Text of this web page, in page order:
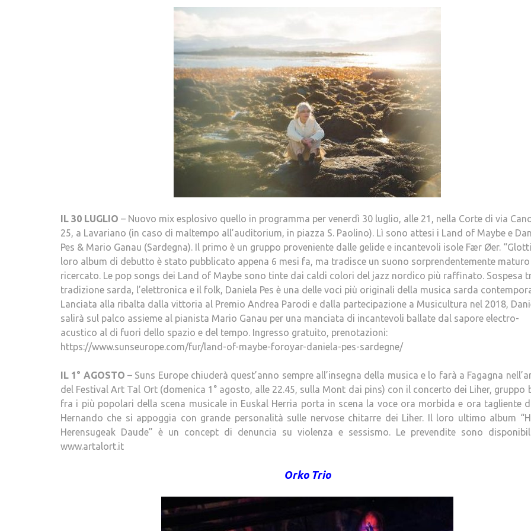
IL 30 LUGLIO – Nuovo mix esplosivo quello in programma per venerdì 30 luglio, alle 21, nella Corte di via
25, a Lavariano (in caso di maltempo all’auditorium, in piazza S. Paolino). Lì sono attesi i Land of Maybe e
Pes & Mario Ganau (Sardegna). Il primo è un gruppo proveniente dalle gelide e incantevoli isole Fær Øer.
loro album di debutto è stato pubblicato appena 6 mesi fa, ma tradisce un suono sorprendentemente maturo
ricercato. Le pop songs dei Land of Maybe sono tinte dai caldi colori del jazz nordico più raffinato. Sospesa
tradizione sarda, l’elettronica e il folk, Daniela Pes è una delle voci più originali della musica sarda
Lanciata alla ribalta dalla vittoria al Premio Andrea Parodi e dalla partecipazione a Musicultura nel 2018,
salirà sul palco assieme al pianista Mario Ganau per una manciata di incantevoli ballate dal sapore electro-
acustico al di fuori dello spazio e del tempo. Ingresso gratuito, prenotazioni:
https://www.sunseurope.com/fur/land-of-maybe-foroyar-daniela-pes-sardegne/
IL 1° AGOSTO – Suns Europe chiuderà quest’anno sempre all’insegna della musica e lo farà a Fagagna
del Festival Art Tal Ort (domenica 1° agosto, alle 22.45, sulla Mont dai pins) con il concerto dei Liher, gruppo
fra i più popolari della scena musicale in Euskal Herria porta in scena la voce ora morbida e ora tagliente
Hernando che si appoggia con grande personalità sulle nervose chitarre dei Liher. Il loro ultimo album
Herensugeak Daude” è un concept di denuncia su violenza e sessismo. Le prevendite sono
www.artalort.it
Orko Trio